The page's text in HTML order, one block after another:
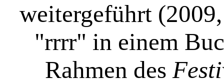
weitergeführt
"rrrr" in einem
Rahmen des